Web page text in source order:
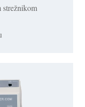
strežnikom